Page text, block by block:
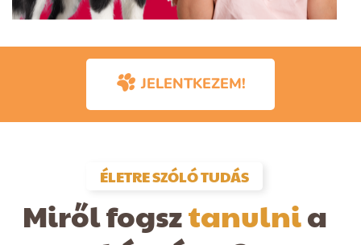
JELENTKEZEM!
ÉLETRE SZÓLÓ TUDÁS
Miről fogsztanulnia